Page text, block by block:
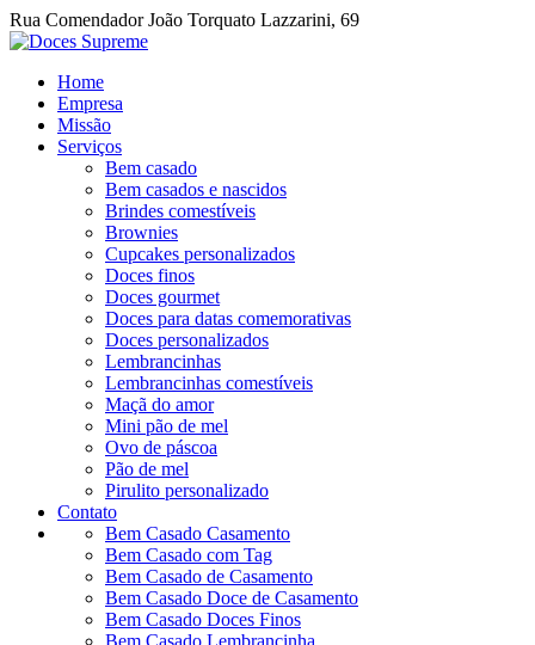
Rua Comendador João Torquato Lazzarini, 69
Home
Empresa
Missão
Serviços
Bem casado
Bem casados e nascidos
Brindes comestíveis
Brownies
Cupcakes personalizados
Doces finos
Doces gourmet
Doces para datas comemorativas
Doces personalizados
Lembrancinhas
Lembrancinhas comestíveis
Maçã do amor
Mini pão de mel
Ovo de páscoa
Pão de mel
Pirulito personalizado
Contato
Bem Casado Casamento
Bem Casado com Tag
Bem Casado de Casamento
Bem Casado Doce de Casamento
Bem Casado Doces Finos
Bem Casado Lembrancinha